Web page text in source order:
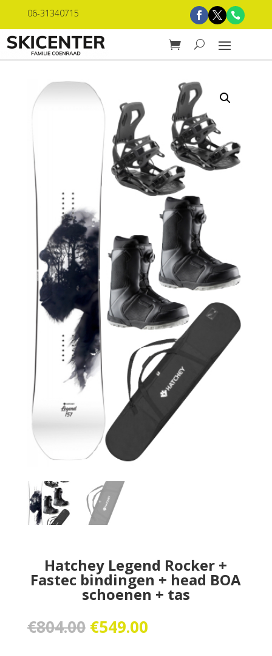
06-31340715
Hatchey Legend Rocker +
Fastec bindingen + head BOA
schoenen + tas
€804.00 Oorspronkelijke
prijs
€549.00Huidige